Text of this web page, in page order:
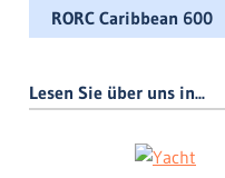
RORC Caribbean 600
Lesen Sie über uns in...